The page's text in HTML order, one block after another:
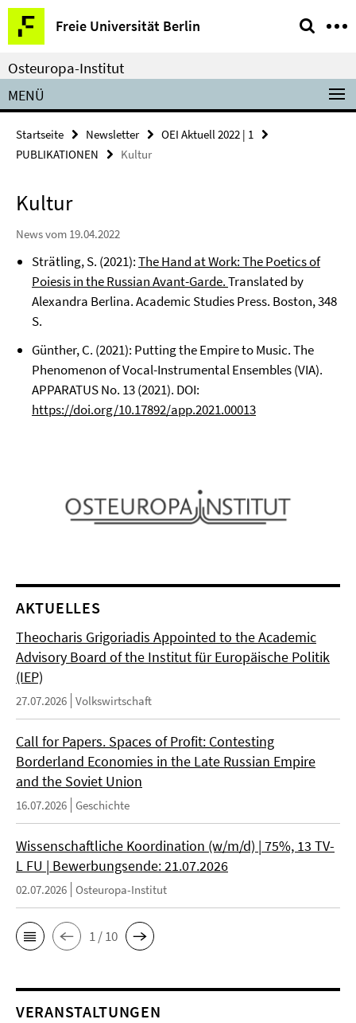
Springe
direkt
zu
Inhalt
Freie Universität Berlin
Service-
Navigation
Osteuropa-Institut
MENÜ
Startseite Newsletter
OEI Aktuell 2022 | 1
PUBLIKATIONEN
Kultur
Kultur
News vom 19.04.2022
Strätling, S. (2021):The Hand at Work: The Poetics of
Poiesis in the Russian Avant-Garde.Translated by
Alexandra Berlina. Academic Studies Press. Boston, 348
S.
Günther, C. (2021): Putting the Empire to Music. The
Phenomenon of Vocal-Instrumental Ensembles (VIA).
APPARATUS No. 13 (2021). DOI:
https://doi.org/10.17892/app.2021.00013
AKTUELLES
Theocharis Grigoriadis Appointed to the Academic
Advisory Board of the Institut für Europäische Politik
(IEP)
27.07.2026 Volkswirtschaft
Call for Papers. Spaces of Profit: Contesting
Borderland Economies in the Late Russian Empire
and the Soviet Union
16.07.2026 Geschichte
Wissenschaftliche Koordination (w/m/d) | 75%, 13 TV-
L FU | Bewerbungsende: 21.07.2026
02.07.2026 Osteuropa-Institut
1 / 10
VERANSTALTUNGEN